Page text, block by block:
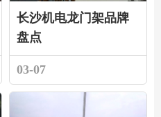
长沙机电龙门架品牌
盘点
03-07